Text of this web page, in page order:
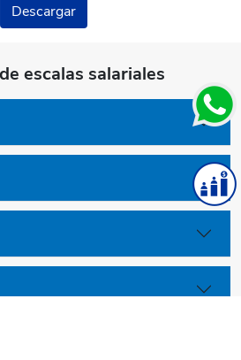
Descargar
escalas salariales